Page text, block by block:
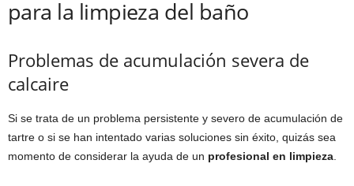
para la limpieza del baño
Problemas de acumulación severa de
calcaire
Si se trata de un problema persistente y severo de acumulación de
tartre o si se han intentado varias soluciones sin éxito, quizás sea
momento de considerar la ayuda de un profesional en limpieza